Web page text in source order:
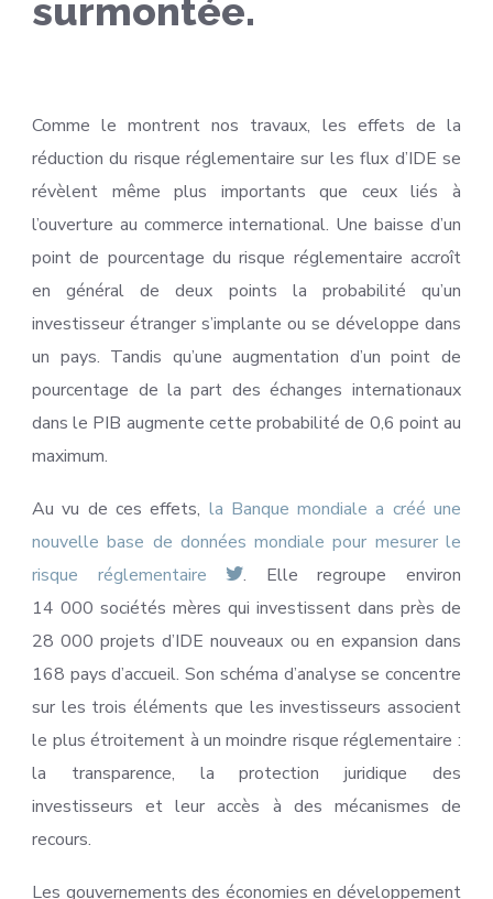
surmontée.
Comme le montrent nos travaux, les effets de la
réduction du risque réglementaire sur les flux d’IDE se
révèlent même plus importants que ceux liés à
l’ouverture au commerce international. Une baisse d’un
point de pourcentage du risque réglementaire accroît
en général de deux points la probabilité qu’un
investisseur étranger s’implante ou se développe dans
un pays. Tandis qu’une augmentation d’un point de
pourcentage de la part des échanges internationaux
dans le PIB augmente cette probabilité de 0,6 point au
maximum.
Au vu de ces effets, la Banque mondiale a créé une
nouvelle base de données mondiale pour mesurer le
risque réglementaire
. Elle regroupe environ
14 000 sociétés mères qui investissent dans près de
28 000 projets d’IDE nouveaux ou en expansion dans
168 pays d’accueil. Son schéma d’analyse se concentre
sur les trois éléments que les investisseurs associent
le plus étroitement à un moindre risque réglementaire :
la transparence, la protection juridique des
investisseurs et leur accès à des mécanismes de
recours.
Les gouvernements des économies en développement